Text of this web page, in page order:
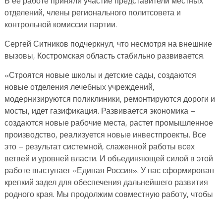
отделений, члены регионального политсовета и
контрольной комиссии партии.
Сергей Ситников подчеркнул, что несмотря на внешние
вызовы, Костромская область стабильно развивается.
«Строятся новые школы и детские сады, создаются
новые отделения лечебных учреждений,
модернизируются поликлиники, ремонтируются дороги и
мосты, идет газификация. Развивается экономика –
создаются новые рабочие места, растет промышленное
производство, реализуется новые инвестпроекты. Все
это – результат системной, слаженной работы всех
ветвей и уровней власти. И объединяющей силой в этой
работе выступает «Единая Россия». У нас сформирован
крепкий задел для обеспечения дальнейшего развития
родного края. Мы продолжим совместную работу, чтобы